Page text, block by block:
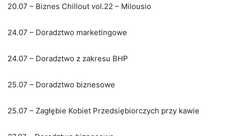
20.07 – Biznes Chillout vol.22 – Milousio
24.07 – Doradztwo marketingowe
24.07 – Doradztwo z zakresu BHP
25.07 – Doradztwo biznesowe
25.07 – Zagłębie Kobiet Przedsiębiorczych przy kawie